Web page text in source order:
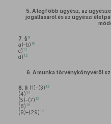
5. A legfőbb ügyész, az
jogállásáról és az ügyészi
7. § 9
a)–b) 10
c) 11
d) 12
6. A munka törvénykönyvéről
8. § (1)–(3) 13
(4) 14
(5)–(7) 15
(8) 16
(9)–(29) 17